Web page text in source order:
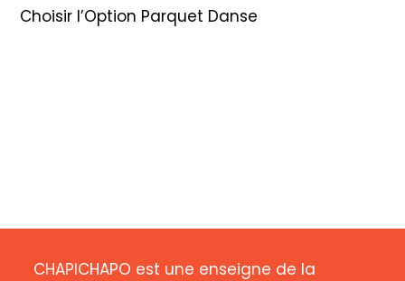
Choisir l’Option Parquet Danse
CHAPICHAPO est une enseigne de la